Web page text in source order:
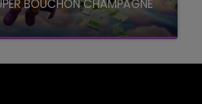
BOUCHON CHAMPAGNE
Famille Champagne FM, à 8H10